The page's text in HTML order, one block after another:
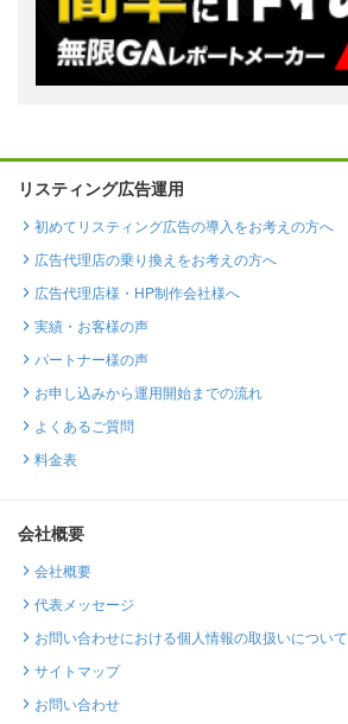
リスティング広告運用
初めてリスティング広告の導入をお考えの方へ
広告代理店の乗り換えをお考えの方へ
広告代理店様・HP制作会社様へ
実績・お客様の声
パートナー様の声
お申し込みから運用開始までの流れ
よくあるご質問
料金表
会社概要
会社概要
代表メッセージ
お問い合わせにおける個人情報の取扱いについて
サイトマップ
お問い合わせ